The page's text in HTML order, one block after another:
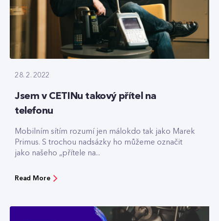
28. 2. 2022
Jsem v CETINu takový přítel na
telefonu
Mobilním sítím rozumí jen málokdo tak jako Marek
Primus. S trochou nadsázky ho můžeme označit
jako našeho „přítele na...
Read More